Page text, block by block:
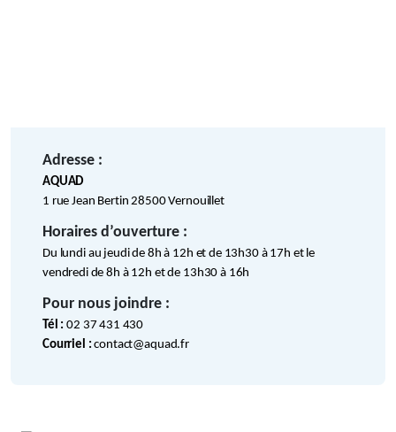
Adresse :
AQUAD
1 rue Jean Bertin 28500 Vernouillet
Horaires d’ouverture :
Du lundi au jeudi de 8h à 12h et de 13h30 à 17h et le
vendredi de 8h à 12h et de 13h30 à 16h
Pour nous joindre :
Tél :02 37 431 430
Courriel :contact@aquad.fr